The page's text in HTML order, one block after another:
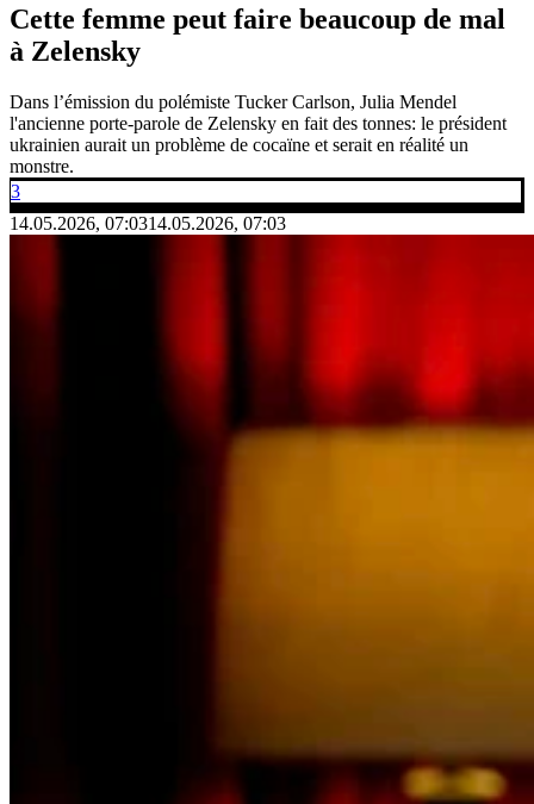
Cette femme peut faire beaucoup de mal
à Zelensky
Dans l’émission du polémiste Tucker Carlson, Julia Mendel
l'ancienne porte-parole de Zelensky en fait des tonnes: le président
ukrainien aurait un problème de cocaïne et serait en réalité un
monstre.
3
14.05.2026, 07:0314.05.2026, 07:03